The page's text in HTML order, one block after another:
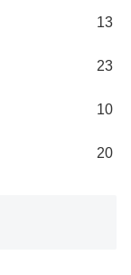
13
23
10
20